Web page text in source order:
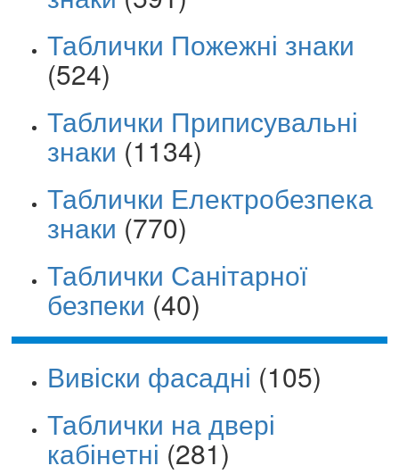
Таблички Пожежні знаки
(524)
Таблички Приписувальні
знаки (1134)
Таблички Електробезпека
знаки (770)
Таблички Санітарної
безпеки (40)
Вивіски фасадні (105)
Таблички на двері
кабінетні (281)